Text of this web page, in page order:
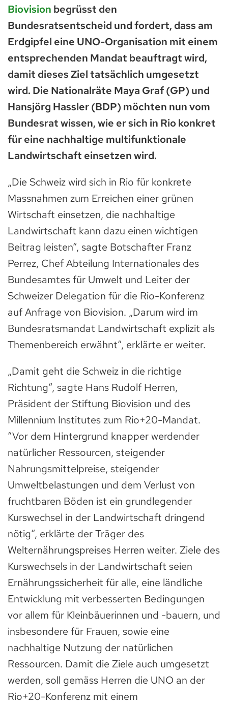
Biovision begrüsst den
Bundesratsentscheid und fordert, dass am
Erdgipfel eine UNO-Organisation mit einem
entsprechenden Mandat beauftragt wird,
damit dieses Ziel tatsächlich umgesetzt
wird. Die Nationalräte Maya Graf (GP) und
Hansjörg Hassler (BDP) möchten nun vom
Bundesrat wissen, wie er sich in Rio konkret
für eine nachhaltige multifunktionale
Landwirtschaft einsetzen wird.
„Die Schweiz wird sich in Rio für konkrete
Massnahmen zum Erreichen einer grünen
Wirtschaft einsetzen, die nachhaltige
Landwirtschaft kann dazu einen wichtigen
Beitrag leisten“, sagte Botschafter Franz
Perrez, Chef Abteilung Internationales des
Bundesamtes für Umwelt und Leiter der
Schweizer Delegation für die Rio-Konferenz
auf Anfrage von Biovision. „Darum wird im
Bundesratsmandat Landwirtschaft explizit als
Themenbereich erwähnt“, erklärte er weiter.
„Damit geht die Schweiz in die richtige
Richtung“, sagte Hans Rudolf Herren,
Präsident der Stiftung Biovision und des
Millennium Institutes zum Rio+20-Mandat.
“Vor dem Hintergrund knapper werdender
natürlicher Ressourcen, steigender
Nahrungsmittelpreise, steigender
Umweltbelastungen und dem Verlust von
fruchtbaren Böden ist ein grundlegender
Kurswechsel in der Landwirtschaft dringend
nötig“, erklärte der Träger des
Welternährungspreises Herren weiter. Ziele des
Kurswechsels in der Landwirtschaft seien
Ernährungssicherheit für alle, eine ländliche
Entwicklung mit verbesserten Bedingungen
vor allem für Kleinbäuerinnen und -bauern, und
insbesondere für Frauen, sowie eine
nachhaltige Nutzung der natürlichen
Ressourcen. Damit die Ziele auch umgesetzt
werden, soll gemäss Herren die UNO an der
Rio+20-Konferenz mit einem